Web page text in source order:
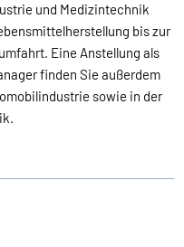
und Medizintechnik
bis zur
Eine Anstellung als
finden Sie außerdem
sowie in der